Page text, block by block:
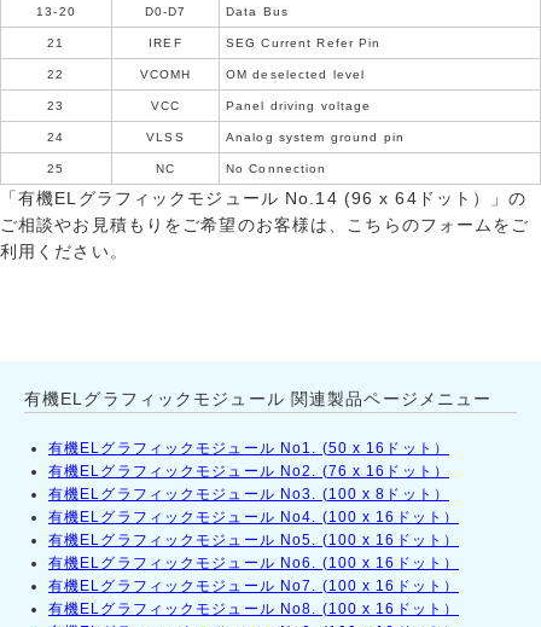
13-20 D0-D7 Data Bus
21 IREF SEG Current Refer Pin
22 VCOMH OM deselected level
23 VCC Panel driving voltage
24 VLSS Analog system ground pin
25 NC No Connection
「有機ELグラフィックモジュール No.14 (96 x 64ドット）」の
ご相談やお見積もりをご希望のお客様は、こちらのフォームをご
利用ください。
有機ELグラフィックモジュール 関連製品ページメニュー
有機ELグラフィックモジュール No1. (50 x 16ドット）
有機ELグラフィックモジュール No2. (76 x 16ドット）
有機ELグラフィックモジュール No3. (100 x 8ドット）
有機ELグラフィックモジュール No4. (100 x 16ドット）
有機ELグラフィックモジュール No5. (100 x 16ドット）
有機ELグラフィックモジュール No6. (100 x 16ドット）
有機ELグラフィックモジュール No7. (100 x 16ドット）
有機ELグラフィックモジュール No8. (100 x 16ドット）